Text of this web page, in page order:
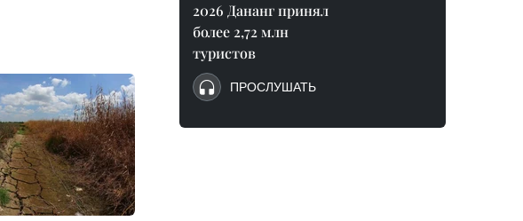
2026 Дананг принял
более 2,72 млн
туристов
ПРОСЛУШАТЬ